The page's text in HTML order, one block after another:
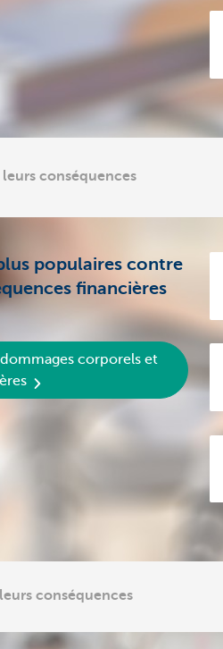
conséquences
populaires contre
financières
corporels et
conséquences